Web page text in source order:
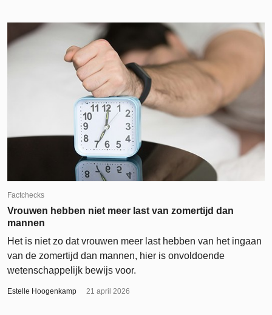
Factchecks
Vrouwen hebben niet meer last van zomertijd dan
mannen
Het is niet zo dat vrouwen meer last hebben van het ingaan
van de zomertijd dan mannen, hier is onvoldoende
wetenschappelijk bewijs voor.
Estelle Hoogenkamp 21 april 2026